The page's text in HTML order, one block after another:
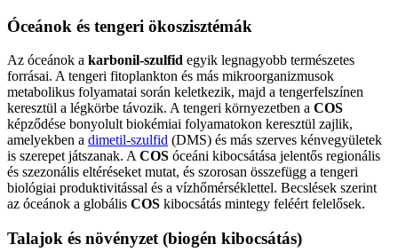
Óceánok és tengeri ökoszisztémák
Az óceánok a karbonil-szulfid egyik legnagyobb természetes
forrásai. A tengeri fitoplankton és más mikroorganizmusok
metabolikus folyamatai során keletkezik, majd a tengerfelszínen
keresztül a légkörbe távozik. A tengeri környezetben a COS
képződése bonyolult biokémiai folyamatokon keresztül zajlik,
amelyekben a dimetil-szulfid (DMS) és más szerves kénvegyületek
is szerepet játszanak. A COS óceáni kibocsátása jelentős regionális
és szezonális eltéréseket mutat, és szorosan összefügg a tengeri
biológiai produktivitással és a vízhőmérséklettel. Becslések szerint
az óceánok a globális COS kibocsátás mintegy feléért felelősek.
Talajok és növényzet (biogén kibocsátás)